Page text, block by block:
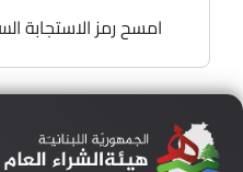
امسح رمز الاستجابة